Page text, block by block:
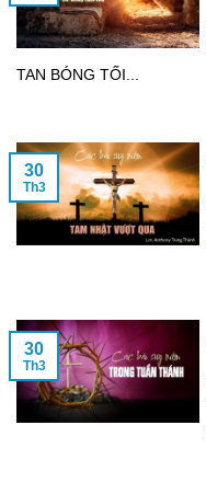
TAN BÓNG TỐI...
30
Th3
30
Th3